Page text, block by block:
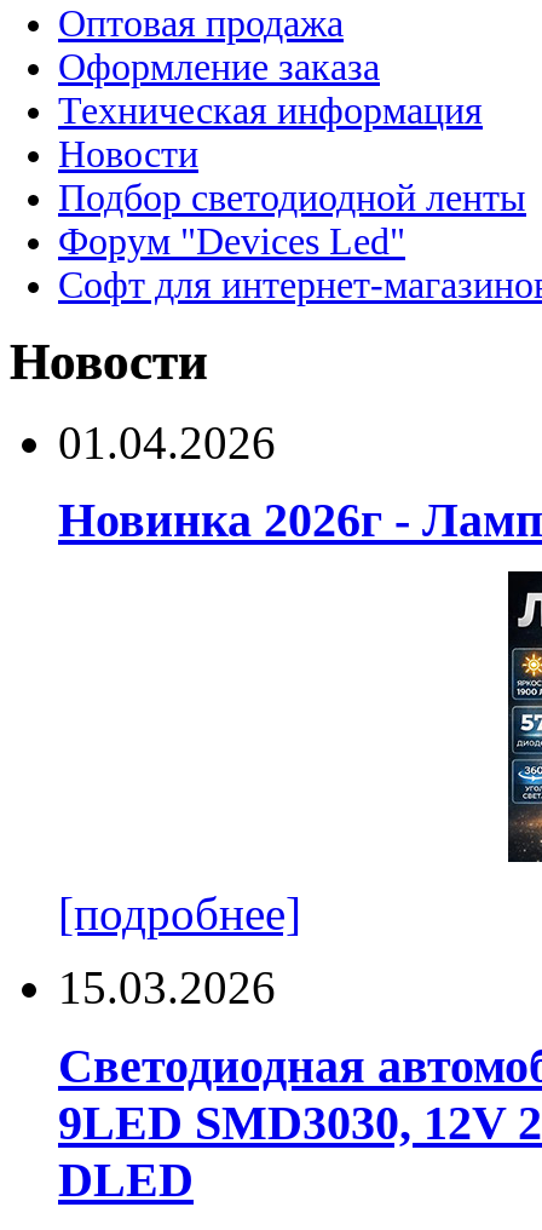
Оптовая продажа
Оформление заказа
Техническая информация
Новости
Подбор светодиодной ленты
Форум "Devices Led"
Софт для интернет-
Новости
01.04.2026
Новинка 2026г -
[подробнее]
15.03.2026
Светодиодная
9LED SMD3030, 12V
DLED